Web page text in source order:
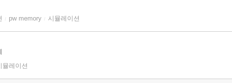
pw memory 시뮬레이션
뮬레이션